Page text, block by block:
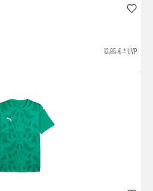
12,95 € *UVP